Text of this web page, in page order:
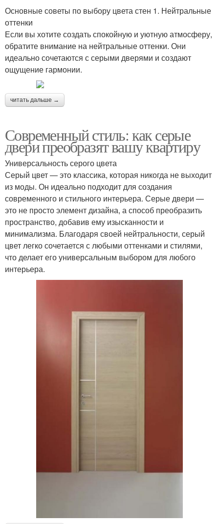
Основные советы по выбору цвета стен 1. Нейтральные
оттенки
Если вы хотите создать спокойную и уютную атмосферу,
обратите внимание на нейтральные оттенки. Они
идеально сочетаются с серыми дверями и создают
ощущение гармонии.
читать дальше →
Современный стиль: как серые
двери преобразят вашу квартиру
Универсальность серого цвета
Серый цвет — это классика, которая никогда не выходит
из моды. Он идеально подходит для создания
современного и стильного интерьера. Серые двери —
это не просто элемент дизайна, а способ преобразить
пространство, добавив ему изысканности и
минимализма. Благодаря своей нейтральности, серый
цвет легко сочетается с любыми оттенками и стилями,
что делает его универсальным выбором для любого
интерьера.